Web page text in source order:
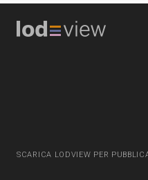
SCARICA LODVIEW PER